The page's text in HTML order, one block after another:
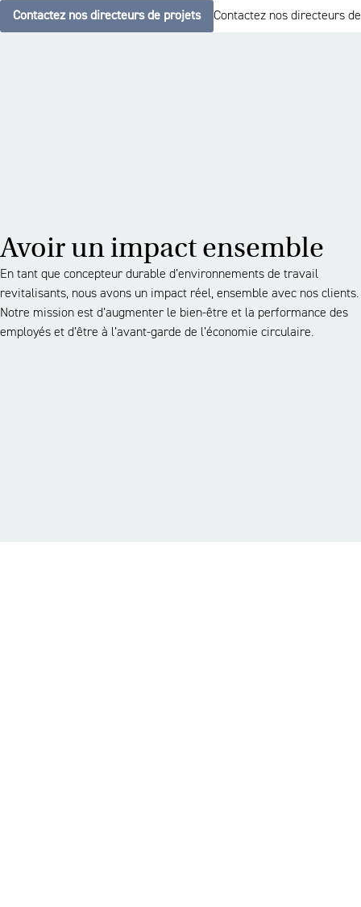
Contactez nos directeurs de projets Contactez nos directeurs
Avoir un impact ensemble
En tant que concepteur durable d’environnements de travail
revitalisants, nous avons un impact réel, ensemble avec nos clients.
Notre mission est d’augmenter le bien-être et la performance des
employés et d’être à l’avant-garde de l’économie circulaire.